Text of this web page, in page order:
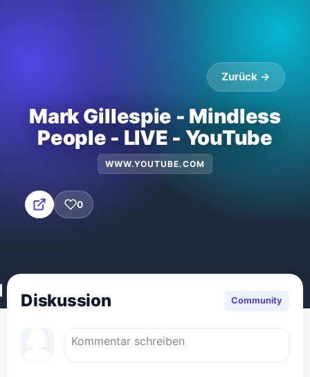
Zurück →
Mark Gillespie - Mindless
People - LIVE - YouTube
WWW.YOUTUBE.COM
0
Diskussion Community